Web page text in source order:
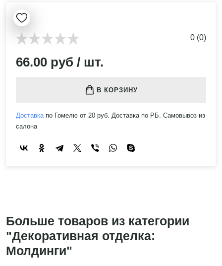
0 (0)
66.00 руб / шт.
В КОРЗИНУ
Доставкапо Гомелю от 20 руб. Доставка по РБ. Самовывоз из
салона
Больше товаров из категории
"Декоративная отделка:
Молдинги"